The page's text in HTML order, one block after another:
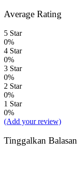
Average Rating
5 Star
0%
4 Star
0%
3 Star
0%
2 Star
0%
1 Star
0%
(Add your review)
Tinggalkan Balasan